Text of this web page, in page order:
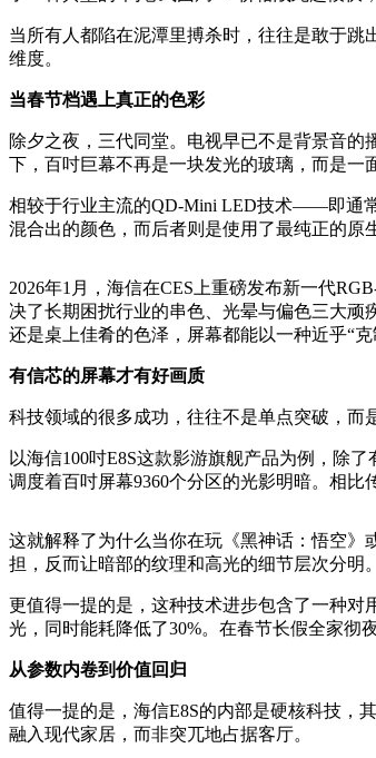
当所有人都陷在泥潭里搏杀时，往往是敢于
维度。
当春节档遇上真正的色彩
除夕之夜，三代同堂。电视早已不是背景音
下，百吋巨幕不再是一块发光的玻璃，而是一
相较于行业主流的QD-Mini LED技术——即通
混合出的颜色，而后者则是使用了最纯正的原
2026年1月，海信在CES上重磅发布新一代
决了长期困扰行业的串色、光晕与偏色三大顽
还是桌上佳肴的色泽，屏幕都能以一种近乎“
有信芯的屏幕才有好画质
科技领域的很多成功，往往不是单点突破，而
以海信100吋E8S这款影游旗舰产品为例，除
调度着百吋屏幕9360个分区的光影明暗。相比
这就解释了为什么当你在玩《黑神话：悟空》
担，反而让暗部的纹理和高光的细节层次分明。
更值得一提的是，这种技术进步包含了一种对
光，同时能耗降低了30%。在春节长假全家彻
从参数内卷到价值回归
值得一提的是，海信E8S的内部是硬核科技，
融入现代家居，而非突兀地占据客厅。